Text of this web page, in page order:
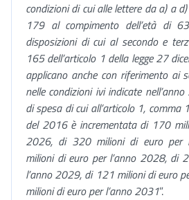
condizioni di cui alle lettere da a) a
179 al compimento dell’età di
disposizioni di cui al secondo e
165 dell’articolo 1 della legge 27
applicano anche con riferimento ai
nelle condizioni ivi indicate
di spesa di cui all’articolo 1, comma
del 2016 è incrementata di 170
2026, di 320 milioni di euro per
milioni di euro per l’anno 2028, di
l’anno 2029, di 121 milioni di euro
milioni di euro per l’anno 2031”.